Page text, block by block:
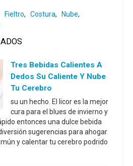
Fieltro, Costura, Nube,
Tres Bebidas Calientes A
Dedos Su Caliente Y Nube
Tu Cerebro
su un hecho. El licor es la mejor
cura para el blues de invierno y
entonces una dulce bebida
sugerencias para ahogar
y calentar tu cerebro podrido